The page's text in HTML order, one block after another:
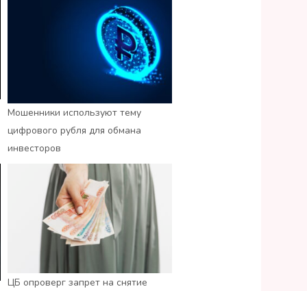
Мошенники используют тему
цифрового рубля для обмана
инвесторов
ЦБ опроверг запрет на снятие